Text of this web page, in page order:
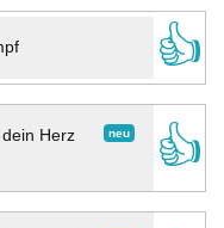
👍
neu
Herz
👍